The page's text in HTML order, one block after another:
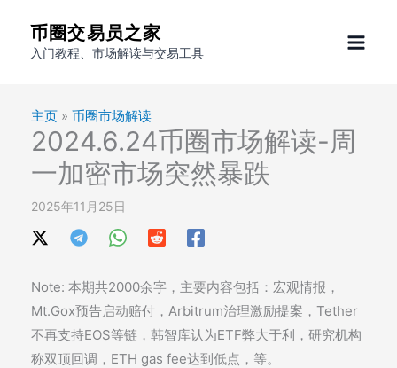
币圈交易员之家
入门教程、市场解读与交易工具
主页 » 币圈市场解读
2024.6.24币圈市场解读-周
一加密市场突然暴跌
2025年11月25日
Note: 本期共2000余字，主要内容包括：宏观情报，
Mt.Gox预告启动赔付，Arbitrum治理激励提案，Tether
不再支持EOS等链，韩智库认为ETF弊大于利，研究机构
称双顶回调，ETH gas fee达到低点，等。